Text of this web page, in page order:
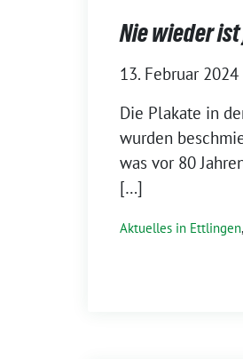
Nie wieder
13. Februar 2024
Die Plakate in
wurden
was vor 80
[…]
Aktuelles in Ettlingen,